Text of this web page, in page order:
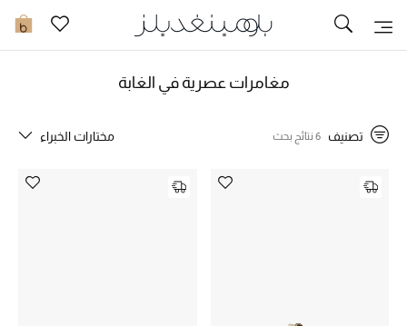
0 تخفيضات
جديد في الخصومات
مغامرات عصرية في الغابة
تصنيف 6 نتائج بحث مختارات الخبراء